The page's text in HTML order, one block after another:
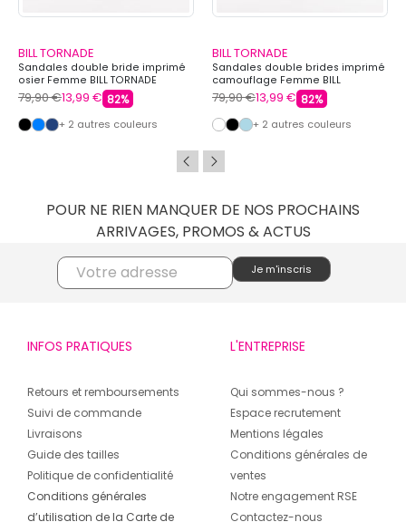
BILL TORNADE
Sandales double bride imprimé
osier Femme BILL TORNADE
79,90 €13,99 € 82%
+ 2 autres couleurs
BILL TORNADE
Sandales double brides imprimé
camouflage Femme BILL
TORNADE
79,90 €13,99 € 82%
+ 2 autres couleurs
POUR NE RIEN MANQUER DE NOS PROCHAINS
ARRIVAGES, PROMOS & ACTUS
INFOS PRATIQUES
Retours et remboursements
Suivi de commande
Livraisons
Guide des tailles
Politique de confidentialité
Conditions générales
d’utilisation de la Carte de
L'ENTREPRISE
Qui sommes-nous ?
Espace recrutement
Mentions légales
Conditions générales de
ventes
Notre engagement RSE
Contactez-nous